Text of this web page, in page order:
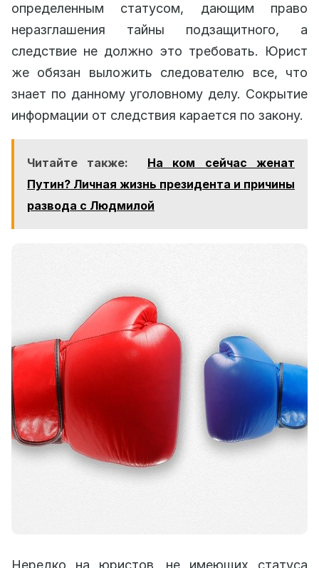
определенным статусом, дающим право
неразглашения тайны подзащитного, а
следствие не должно это требовать. Юрист
же обязан выложить следователю все, что
знает по данному уголовному делу. Сокрытие
информации от следствия карается по закону.
Читайте также:
На ком сейчас женат
Путин? Личная жизнь президента и причины
развода с Людмилой
Нередко на юристов, не имеющих статуса